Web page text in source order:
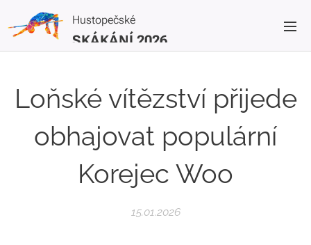
Hustopečské
SKÁKÁNÍ 2026
Loňské vítězství přijede
obhajovat populární
Korejec Woo
15.01.2026